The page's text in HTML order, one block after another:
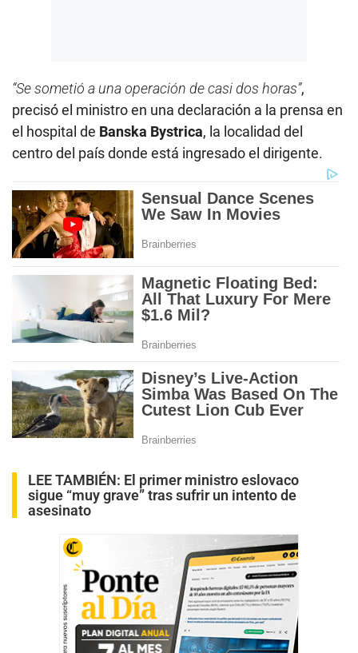
“Se sometió a una operación de casi dos horas”,
precisó el ministro en una declaración a la prensa en
el hospital de Banska Bystrica, la localidad del
centro del país donde está ingresado el dirigente.
LEE TAMBIÉN: El primer ministro eslovaco
sigue “muy grave” tras sufrir un intento de
asesinato